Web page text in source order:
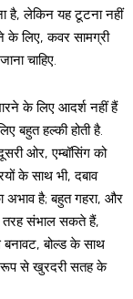
है, लेकिन यह टूटना नहीं
के लिए, कवर सामग्री
चाहिए.
के लिए आदर्श नहीं हैं
बहुत हल्की होती है.
ओर, एम्बॉसिंग को
के साथ भी, दबाव
अभाव है; बहुत गहरा, और
तरह संभाल सकते हैं,
बोल्ड के साथ
रूप से खुरदरी सतह के